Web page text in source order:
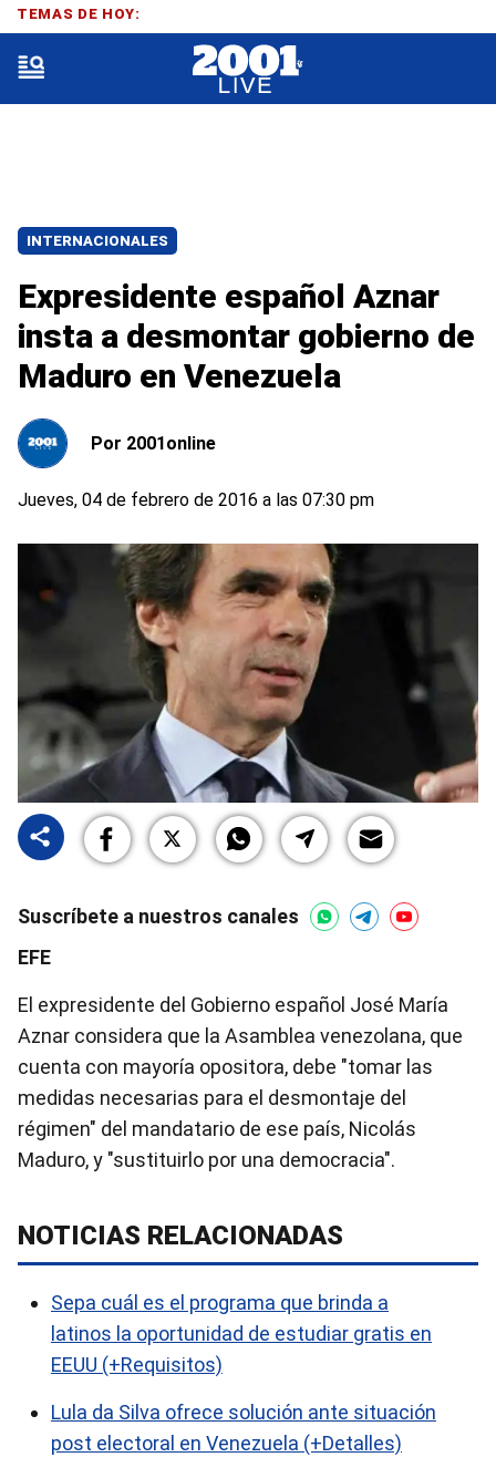
INTERNACIONALES
Expresidente español Aznar
insta a desmontar gobierno de
Maduro en Venezuela
Por 2001online
Jueves, 04 de febrero de 2016 a las 07:30 pm
Suscríbete a nuestros canales
EFE
El expresidente del Gobierno español José María
Aznar considera que la Asamblea venezolana, que
cuenta con mayoría opositora, debe "tomar las
medidas necesarias para el desmontaje del
régimen" del mandatario de ese país, Nicolás
Maduro, y "sustituirlo por una democracia".
NOTICIAS RELACIONADAS
Sepa cuál es el programa que brinda a
latinos la oportunidad de estudiar gratis en
EEUU (+Requisitos)
Lula da Silva ofrece solución ante situación
post electoral en Venezuela (+Detalles)
TEMAS DE HOY: